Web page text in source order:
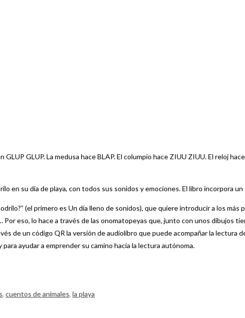
GLUP. La medusa hace BLAP. El columpio hace ZIUU ZIUU. El reloj
en su día de playa, con todos sus sonidos y emociones. El libro incorpora
(el primero es Un día lleno de sonidos), que quiere introducir a los
eso, lo hace a través de las onomatopeyas que, junto con unos dibujos
de un código QR la versión de audiolibro que puede acompañar la lectura
ayudar a emprender su camino hacia la lectura autónoma.
, cuentos de animales, la playa